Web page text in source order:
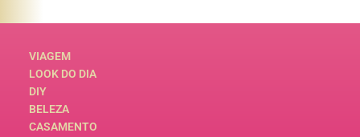
VIAGEM
LOOK DO DIA
DIY
BELEZA
CASAMENTO